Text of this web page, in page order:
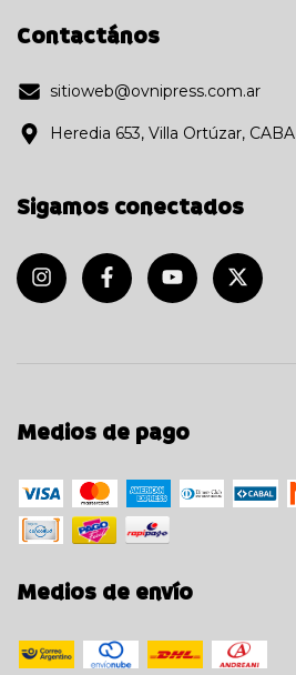
Contactános
sitioweb@ovnipress.com.ar
Heredia 653, Villa Ortúzar, CABA
Sigamos conectados
Medios de pago
Medios de envío